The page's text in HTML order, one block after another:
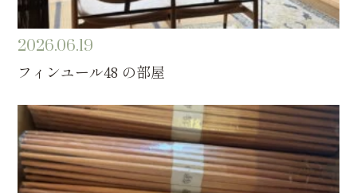
2026.06.19
フィンユール48 の部屋